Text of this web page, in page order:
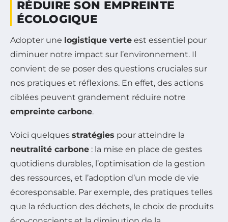
RÉDUIRE SON EMPREINTE
ÉCOLOGIQUE
Adopter une logistique verte est essentiel pour
diminuer notre impact sur l’environnement. Il
convient de se poser des questions cruciales sur
nos pratiques et réflexions. En effet, des actions
ciblées peuvent grandement réduire notre
empreinte carbone.
Voici quelques stratégies pour atteindre la
neutralité carbone : la mise en place de gestes
quotidiens durables, l’optimisation de la gestion
des ressources, et l’adoption d’un mode de vie
écoresponsable. Par exemple, des pratiques telles
que la réduction des déchets, le choix de produits